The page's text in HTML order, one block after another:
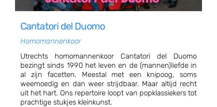
Cantatori del Duomo
Homomannenkoor
Utrechts homomannenkoor Cantatori del Duomo
bezingt sinds 1990 het leven en de (mannen)liefde in
al zijn facetten. Meestal met een knipoog, soms
weemoedig en dan weer strijdbaar. Maar altijd recht
uit het hart. Ons repertoire loopt van popklassiekers tot
prachtige stukjes kleinkunst.